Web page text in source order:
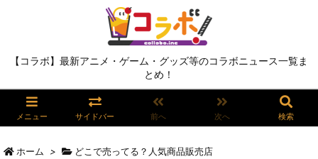
【コラボ】最新アニメ・ゲーム・グッズ等のコラボニュース一覧ま
とめ！
メニュー サイドバー 前へ 次へ 検索
ホーム > どこで売ってる？人気商品販売店